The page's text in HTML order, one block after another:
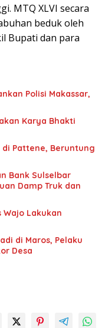
MTQ XLVI secara
beduk oleh
Bupati dan para
Polisi Makassar,
Karya Bhakti
Pattene, Beruntung
Bank Sulselbar
Damp Truk dan
Wajo Lakukan
di Maros, Pelaku
Desa